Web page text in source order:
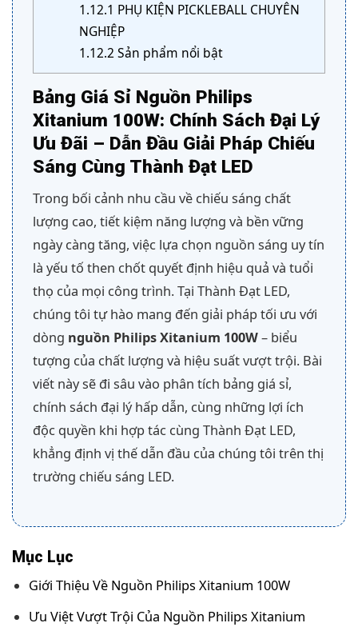
1.12.1 PHỤ KIỆN PICKLEBALL CHUYÊN
NGHIỆP
1.12.2 Sản phẩm nổi bật
Bảng Giá Sỉ Nguồn Philips
Xitanium 100W: Chính Sách Đại Lý
Ưu Đãi – Dẫn Đầu Giải Pháp Chiếu
Sáng Cùng Thành Đạt LED
Trong bối cảnh nhu cầu về chiếu sáng chất
lượng cao, tiết kiệm năng lượng và bền vững
ngày càng tăng, việc lựa chọn nguồn sáng uy tín
là yếu tố then chốt quyết định hiệu quả và tuổi
thọ của mọi công trình. Tại Thành Đạt LED,
chúng tôi tự hào mang đến giải pháp tối ưu với
dòng nguồn Philips Xitanium 100W– biểu
tượng của chất lượng và hiệu suất vượt trội. Bài
viết này sẽ đi sâu vào phân tích bảng giá sỉ,
chính sách đại lý hấp dẫn, cùng những lợi ích
độc quyền khi hợp tác cùng Thành Đạt LED,
khẳng định vị thế dẫn đầu của chúng tôi trên thị
trường chiếu sáng LED.
Mục Lục
Giới Thiệu Về Nguồn Philips Xitanium 100W
Ưu Việt Vượt Trội Của Nguồn Philips Xitanium